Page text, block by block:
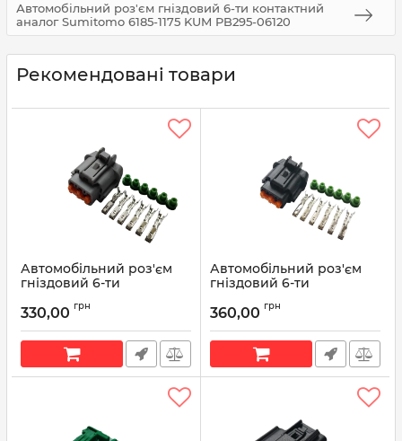
Автомобільний роз'єм гніздовий 6-ти контактний
аналог Sumitomo 6185-1175 KUM PB295-06120
Рекомендовані товари
Автомобільний роз'єм
гніздовий 6-ти
Sumitomo 6185-1175 KUM
Артикул: 6185-1175
330,00 грн
Автомобільний роз'єм
гніздовий 6-ти
Sumitomo 6185-1173 KUM
Артикул: 6185-1173
360,00 грн